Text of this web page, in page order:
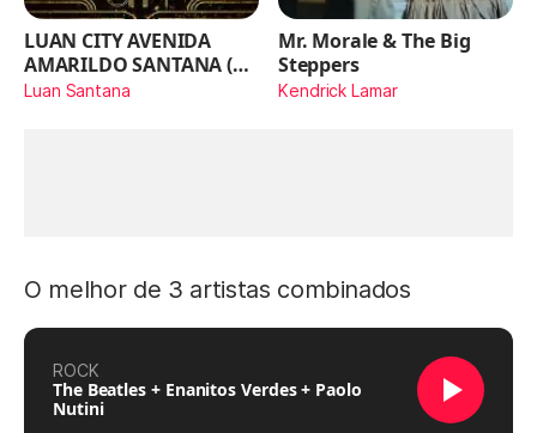
LUAN CITY AVENIDA
AMARILDO SANTANA (Ao
Vivo)
Luan Santana
Mr. Morale & The Big
Steppers
Kendrick Lamar
O melhor de 3 artistas combinados
ROCK
The Beatles + Enanitos Verdes + Paolo
Nutini